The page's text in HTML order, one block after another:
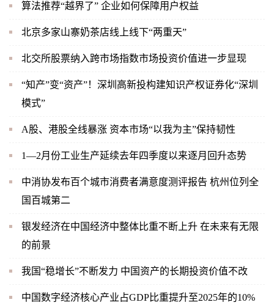
算法推荐“越界了” 企业如何保障用户权益
北京多家山寨奶茶店线上线下“两重天”
北交所股票纳入跨市场指数市场投资价值进一步显现
“知产”变“资产”！深圳高新投构建知识产权证券化“深圳
模式”
A股、港股全线暴涨 资本市场“以我为主”保持韧性
1—2月份工业生产延续去年四季度以来逐月回升态势
中消协发布百个城市消费者满意度测评报告 杭州位列全
国百城第二
银发经济在中国经济中整体比重不断上升 在未来有无限
的前景
我国“稳增长”不断发力 中国资产的长期投资价值不改
中国数字经济核心产业占GDP比重提升至2025年的10%